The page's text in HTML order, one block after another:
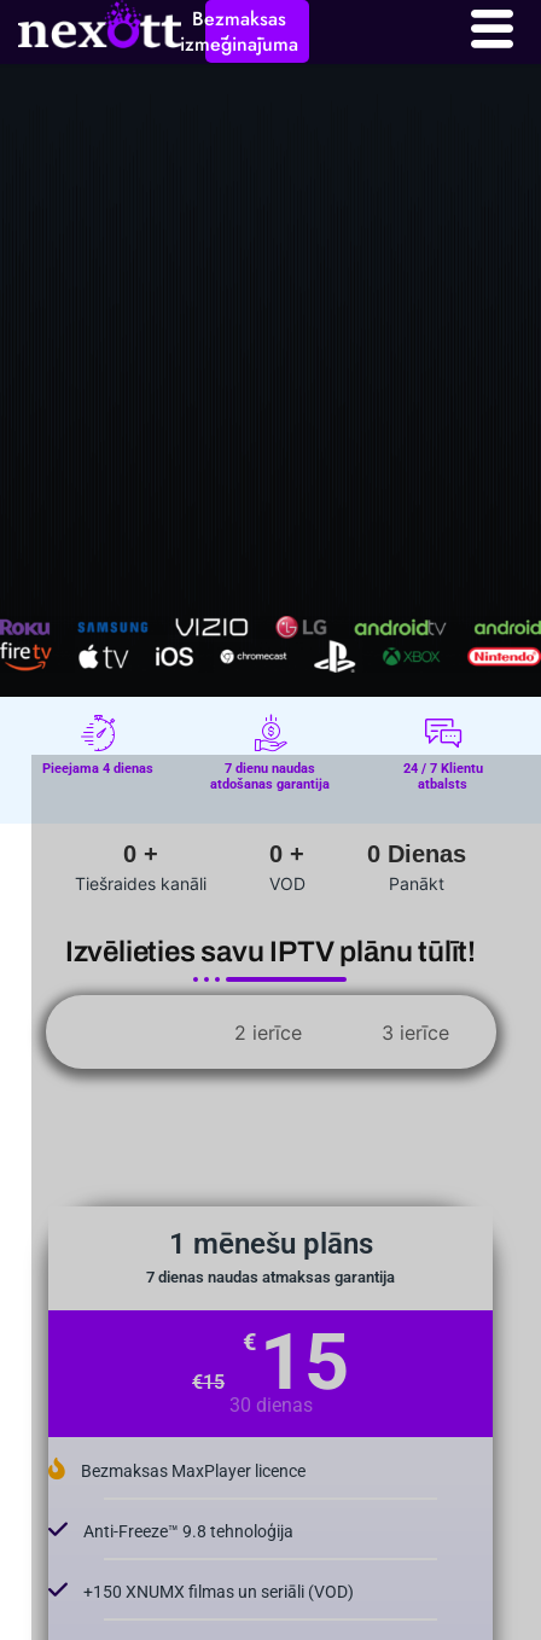
Bezmaksas
izmēģinājuma
Pieejama 4 dienas
7 dienu naudas
atdošanas garantija
24 / 7 Klientu
atbalsts
0+
Tiešraides kanāli
0 +
VOD
0 Dienas
Panākt
Izvēlieties savu IPTV plānu tūlīt!
2 ierīce 3 ierīce
1 mēnešu plāns
7 dienas naudas atmaksas garantija
€15
€ 15
30 dienas
Bezmaksas MaxPlayer licence
Anti-Freeze™ 9.8 tehnoloģija
+150 XNUMX filmas un seriāli (VOD)